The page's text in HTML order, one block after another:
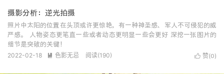
摄影分析：逆光拍摄
照片中太阳的位置在头顶或许更惊艳，有一种神圣感、军人不可侵犯的威
严感。 人物姿态更笔直一些或者动态更明显一些会更好 深挖一张图片的
细节是突破的关键！
 赞(0)
2022-02-18  色影无忌 阅读(190)